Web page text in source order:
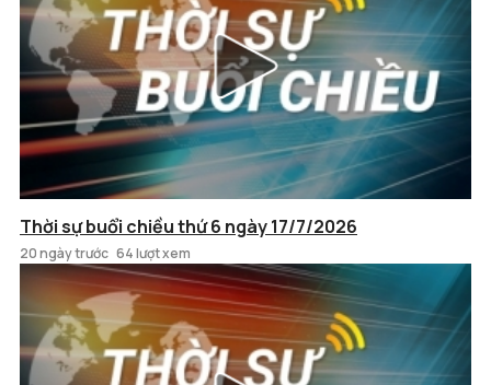
Thời sự buổi chiều thứ 6 ngày 17/7/2026
20 ngày trước 64 lượt xem